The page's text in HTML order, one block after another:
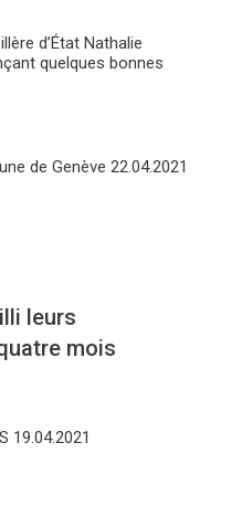
d’État Nathalie
quelques bonnes
de Genève 22.04.2021
leurs
mois
19.04.2021